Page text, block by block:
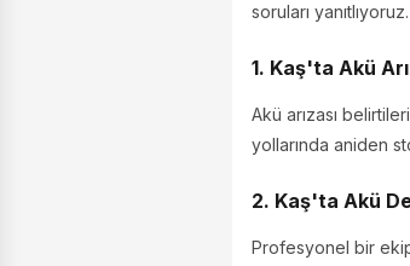
soruları yanıtlıyoruz.
1. Kaş'ta Akü
Akü arızası
yollarında aniden
2. Kaş'ta Akü
Profesyonel bir